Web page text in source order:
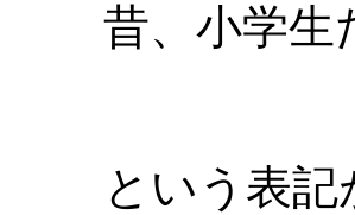
昔、小学生
という表記